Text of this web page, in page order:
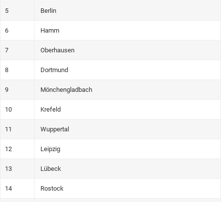
5 Berlin
6 Hamm
7 Oberhausen
8 Dortmund
9 Mönchengladbach
10 Krefeld
11 Wuppertal
12 Leipzig
13 Lübeck
14 Rostock